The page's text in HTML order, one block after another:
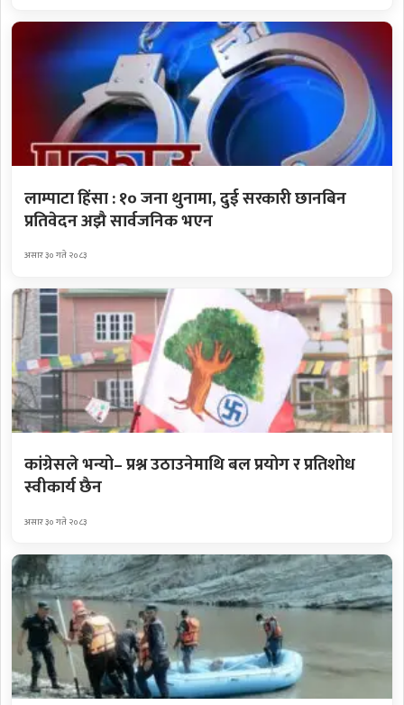
लाम्पाटा हिंसा : १० जना थुनामा, दुई सरकारी छानबिन
प्रतिवेदन अझै सार्वजनिक भएन
असार ३० गते २०८३
कांग्रेसले भन्यो– प्रश्न उठाउनेमाथि बल प्रयोग र प्रतिशोध
स्वीकार्य छैन
असार ३० गते २०८३